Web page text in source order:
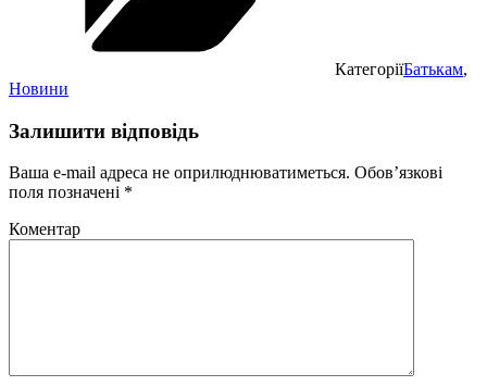
КатегоріїБатькам,
Новини
Залишити відповідь
Ваша e-mail адреса не оприлюднюватиметься. Обов’язкові
поля позначені *
Коментар